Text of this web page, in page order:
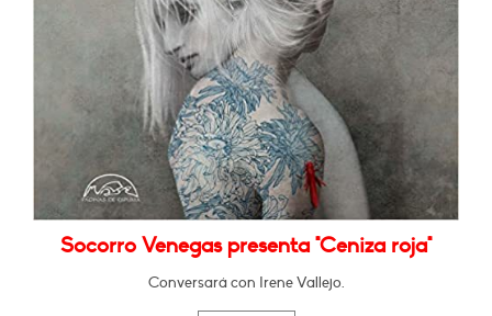
Socorro Venegas presenta "Ceniza roja"
Conversará con Irene Vallejo.